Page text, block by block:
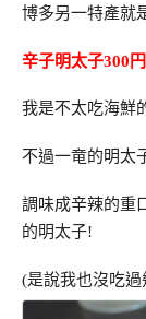
博多另一特產就
辛子明太子300円
我是不太吃海鮮
不過一竜的明太
調味成辛辣的重
的明太子!
(是說我也沒吃